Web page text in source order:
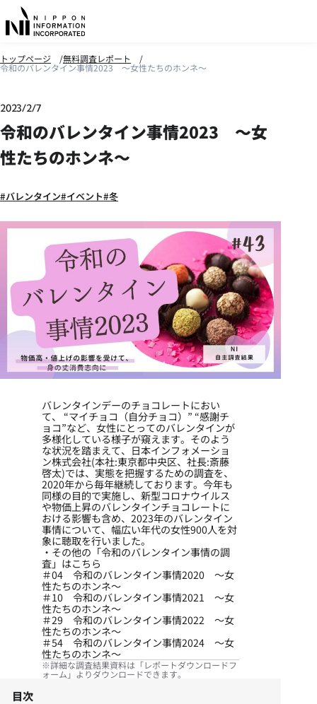
トップページ 無料調査レポート
令和のバレンタイン事情2023 ～女性たちのホンネ～
2023/2/7
令和のバレンタイン事情2023 ～女
性たちのホンネ～
バレンタイン イベント 冬
バレンタインデーのチョコレートにおい
て、 “マイチョコ（自分チョコ）” “感謝チ
ョコ”など、女性にとってのバレンタインが
多様化している様子が窺えます。そのよう
な状況を踏まえて、日本インフォメーショ
ン株式会社(本社:東京都中央区、社長:斎藤
啓太)では、実態を把握するための調査を、
2020年から毎年継続しております。今年も
同様の目的で実施し、新型コロナウイルス
や物価上昇のバレンタインチョコレートに
おける影響も含め、2023年のバレンタイン
事情について、幅広い年代の女性900人を対
象に聴取を行いました。
・その他の「令和のバレンタイン事情の調
査」はこちら
＃04 令和のバレンタイン事情2020 ～女
性たちのホンネ～
＃10 令和のバレンタイン事情2021 ～女
性たちのホンネ～
＃29 令和のバレンタイン事情2022 ～女
性たちのホンネ～
＃54 令和のバレンタイン事情2024 ～女
性たちのホンネ～
※詳細な調査結果資料は「レポートダウンロードフ
ォーム」よりダウンロードできます。
目次